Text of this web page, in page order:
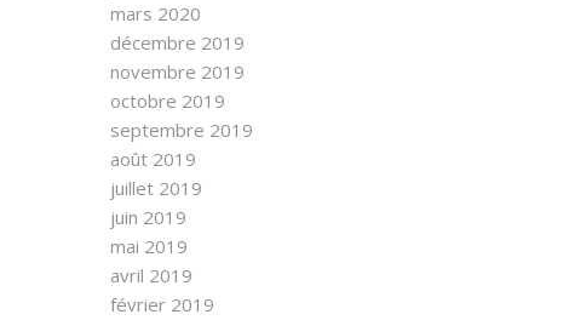
mars 2020
décembre 2019
novembre 2019
octobre 2019
septembre 2019
août 2019
juillet 2019
juin 2019
mai 2019
avril 2019
février 2019